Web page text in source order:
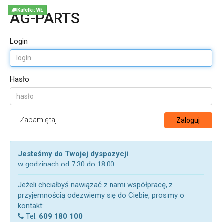
AG-PARTS
Login
Hasło
Zapamiętaj Zaloguj
Jesteśmy do Twojej dyspozycji
w godzinach od 7:30 do 18:00.
Jeżeli chciałbyś nawiązać z nami współpracę, z
przyjemnością odezwiemy się do Ciebie, prosimy o
kontakt:
Tel. 609 180 100
Kafelki: WŁ